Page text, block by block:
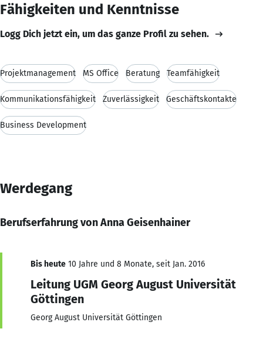
Fähigkeiten und Kenntnisse
Logg Dich jetzt ein, um das ganze Profil zu sehen.
Projektmanagement MS Office Beratung Teamfähigkeit
Kommunikationsfähigkeit Zuverlässigkeit Geschäftskontakte
Business Development
Werdegang
Berufserfahrung von Anna Geisenhainer
Bis heute 10 Jahre und 8 Monate, seit Jan. 2016
Leitung UGM Georg August Universität
Göttingen
Georg August Universität Göttingen